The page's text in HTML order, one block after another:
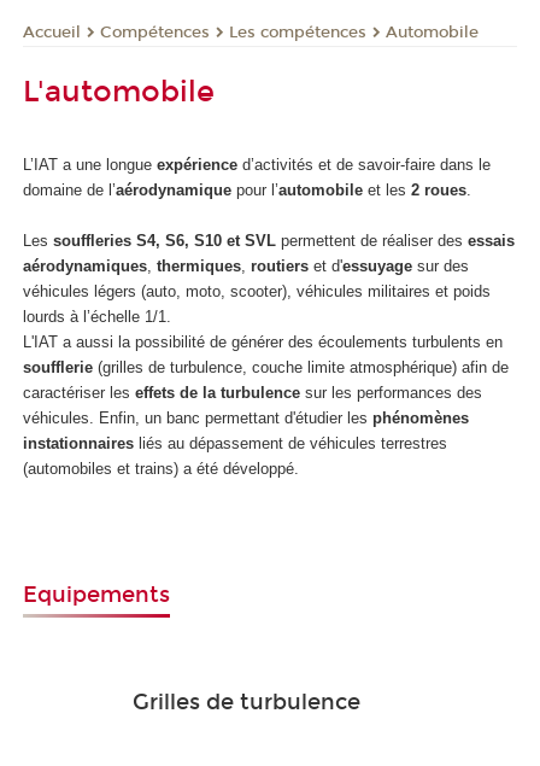
Accueil Compétences Les compétences Automobile
L'automobile
L’IAT a une longue expérience d’activités et de savoir-faire dans le
domaine de l’aérodynamique pour l’automobile et les 2 roues
Les souffleries S4, S6, S10 et SVL permettent de réaliser des essais
aérodynamiques thermiques routiers et d'essuyage sur des
véhicules légers (auto, moto, scooter), véhicules militaires et poids
lourds à l’échelle 1/1.
L'IAT a aussi la possibilité de générer des écoulements turbulents en
soufflerie (grilles de turbulence, couche limite atmosphérique) afin de
caractériser les effets de la turbulence sur les performances des
véhicules. Enfin, un banc permettant d'étudier les phénomènes
instationnaires liés au dépassement de véhicules terrestres
(automobiles et trains) a été développé.
Equipements
Grilles de turbulence